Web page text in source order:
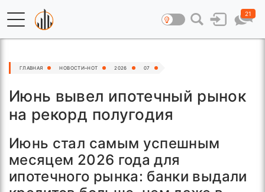
21
ГЛАВНАЯ НОВОСТИ–HOT 2026 07
Июнь вывел ипотечный рынок
на рекорд полугодия
Июнь стал самым успешным
месяцем 2026 года для
ипотечного рынка: банки выдали